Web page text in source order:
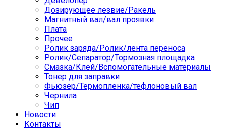
Дозирующее лезвие/Ракель
Магнитный вал/вал проявки
Плата
Прочее
Ролик заряда/Ролик/лента переноса
Ролик/Сепаратор/Тормозная площадка
Смазка/Клей/Вспомогательные материалы
Тонер для заправки
Фьюзер/Термопленка/тефлоновый вал
Чернила
Чип
Новости
Контакты